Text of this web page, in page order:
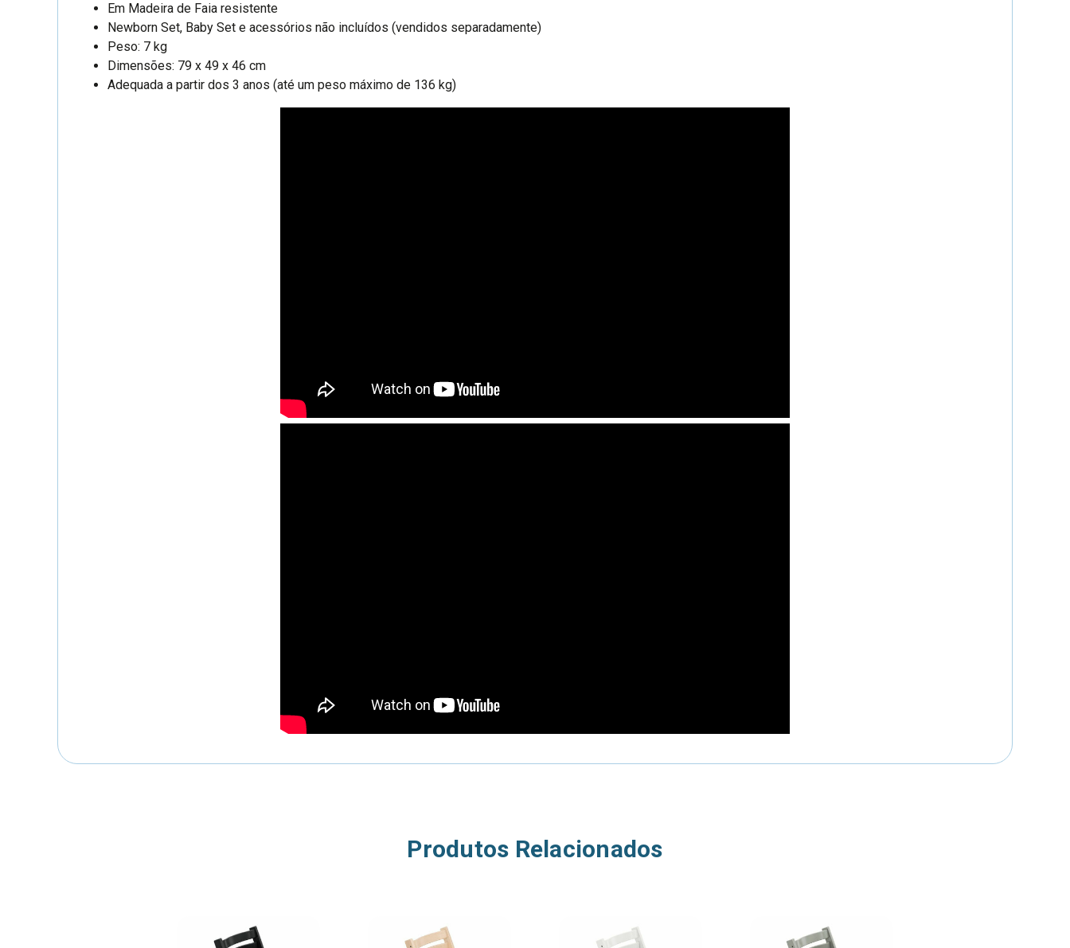
Em Madeira de Faia resistente
Newborn Set, Baby Set e acessórios não incluídos (vendidos separadamente)
Peso: 7 kg
Dimensões: 79 x 49 x 46 cm
Adequada a partir dos 3 anos (até um peso máximo de 136 kg)
Produtos Relacionados